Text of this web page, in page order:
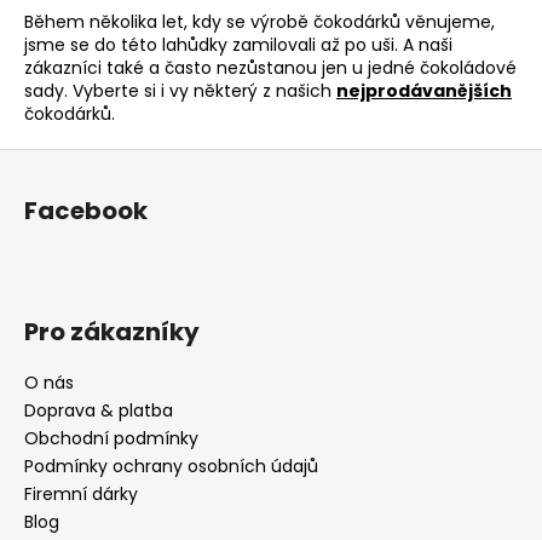
Během několika let, kdy se výrobě čokodárků věnujeme,
jsme se do této lahůdky zamilovali až po uši. A naši
zákazníci také a často nezůstanou jen u jedné čokoládové
sady. Vyberte si i vy některý z našich nejprodávanějších
čokodárků.
Z
Facebook
Pro zákazníky
O nás
Doprava & platba
Obchodní podmínky
Podmínky ochrany osobních údajů
Firemní dárky
Blog